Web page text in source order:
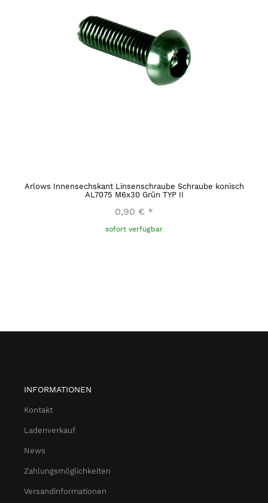
Arlows Innensechskant Linsenschraube Schraube konisch
AL7075 M6x30 Grün TYP II
0,90 € *
sofort verfügbar
INFORMATIONEN
Kontakt
Ladenverkauf
News
Zahlungsmöglichkeiten
Versandinformationen